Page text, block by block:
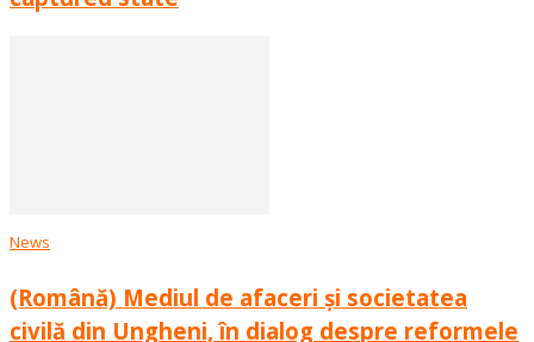
News
(Română) Mediul de afaceri și societatea
civilă din Ungheni, în dialog despre reformele